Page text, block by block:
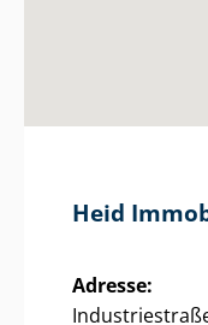
Heid
Adresse: